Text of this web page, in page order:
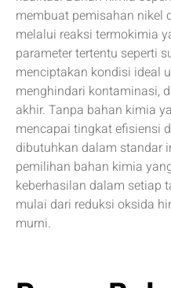
membuat pemisahan nikel
melalui reaksi termokimia
parameter tertentu seperti
menciptakan kondisi ideal
menghindari kontaminasi,
akhir. Tanpa bahan kimia
mencapai tingkat efisiensi
dibutuhkan dalam standar
pemilihan bahan kimia
keberhasilan dalam setiap
mulai dari reduksi oksida
murni.